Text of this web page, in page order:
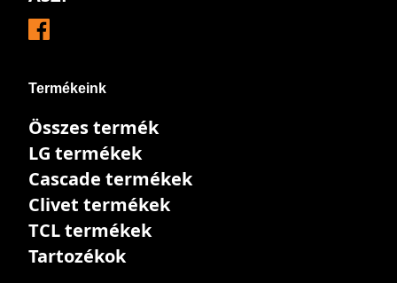
Termékeink
Összes termék
LG termékek
Cascade termékek
Clivet termékek
TCL termékek
Tartozékok